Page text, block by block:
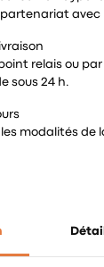
avec
relais ou
sous 24 h.
les modalités de